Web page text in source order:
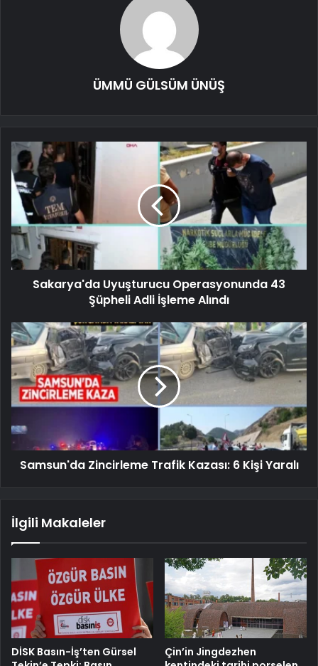
ÜMMÜ GÜLSÜM ÜNÜŞ
Sakarya'da Uyuşturucu Operasyonunda 43
Şüpheli Adli İşleme Alındı
Samsun'da Zincirleme Trafik Kazası: 6 Kişi Yaralı
İlgili Makaleler
DİSK Basın-İş’ten Gürsel
Çin’in Jingdezhen